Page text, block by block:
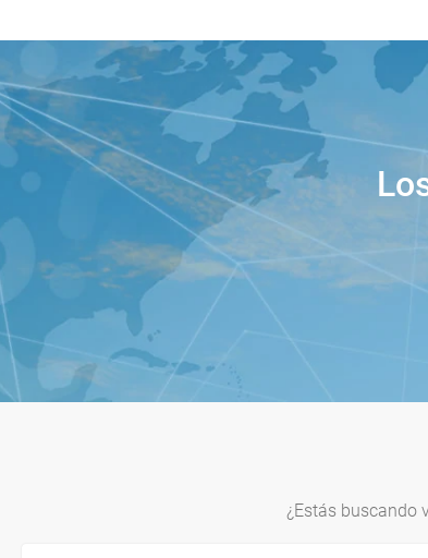
¿Estás buscando